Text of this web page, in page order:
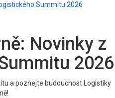
Summitu 2026
Novinky z
2026
a poznejte budoucnost Logistiky